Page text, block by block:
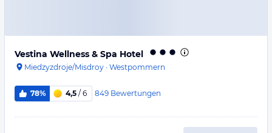
Vestina Wellness & Spa Hotel
Miedzyzdroje/Misdroy · Westpommern
78% 4,5 / 6 849 Bewertungen